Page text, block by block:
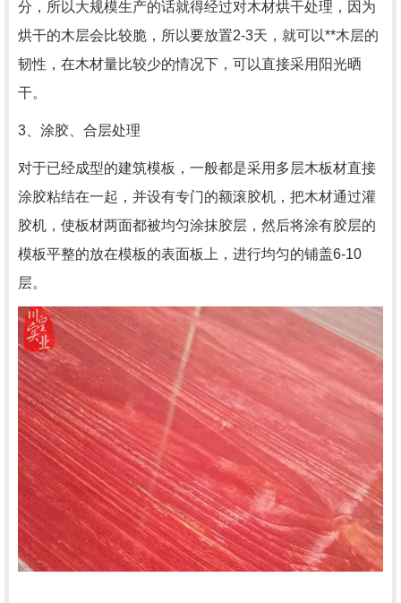
分，所以大规模生产的话就得经过对木材烘干处理，因为
烘干的木层会比较脆，所以要放置2-3天，就可以**木层的
韧性，在木材量比较少的情况下，可以直接采用阳光晒
干。
3、涂胶、合层处理
对于已经成型的建筑模板，一般都是采用多层木板材直接
涂胶粘结在一起，并设有专门的额滚胶机，把木材通过灌
胶机，使板材两面都被均匀涂抹胶层，然后将涂有胶层的
模板平整的放在模板的表面板上，进行均匀的铺盖6-10
层。